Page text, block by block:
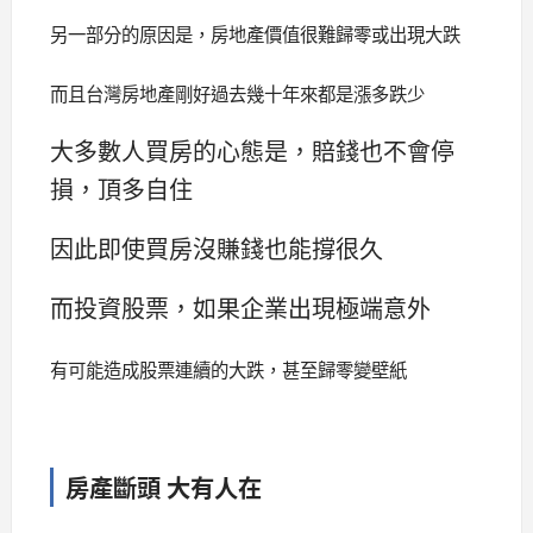
另一部分的原因是， 房地產價值很難歸零或出現大跌
而且台灣房地產剛好過去幾十年來都是漲多跌少
大多數人買房的心態是，賠錢也不會停
損，頂多自住
因此即使買房沒賺錢也能撐很久
而投資股票，如果企業出現極端意外
有可能造成股票連續的大跌，甚至歸零變壁紙
房產斷頭 大有人在